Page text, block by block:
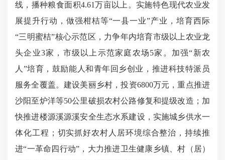
线，播种粮食面积4.61万亩以上。实施特色现代农业发
展提升行动，做强柑桔等“一县一业”产业，培育西际
“三明蜜桔”核心示范区，力争年内培育市级以上农业龙
头企业3家，市级以上示范家庭农场5家。加强“新农
人”培育，鼓励能人和青年回乡创业，推进科技特派员
服务全覆盖。建设美丽乡村，投资6800万元，重点推进
沙阳至炉洋等50公里破损农村公路修复和提级改造；加
快推进楼源溪源溪安全生态水系建设，实施城乡供水一
体化工程；切实抓好农村人居环境综合整治，持续推
进“一革命四行动”，大力推进卫生健康乡镇、村（居）